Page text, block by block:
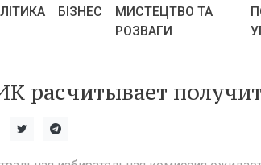
БІЗНЕС
МИСТЕЦТВО ТА
РОЗВАГИ
расчитывает